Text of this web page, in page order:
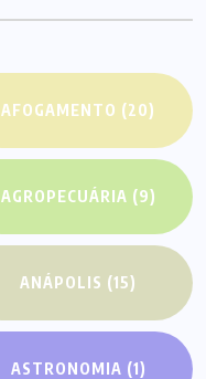
AFOGAMENTO (20)
AGROPECUÁRIA (9)
ANÁPOLIS (15)
ASTRONOMIA (1)